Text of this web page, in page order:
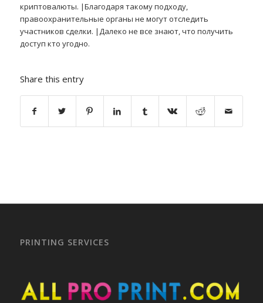
криптовалюты. |Благодаря такому подходу,
правоохранительные органы не могут отследить
участников сделки. |Далеко не все знают, что получить
доступ кто угодно.
Share this entry
PRINTING SERVICES